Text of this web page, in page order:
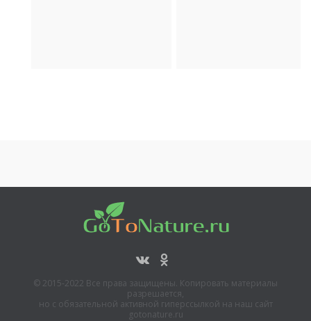
© 2015-2022 Все права защищены. Копировать материалы
разрешается,
но с обязательной активной гиперссылкой на наш сайт
gotonature.ru